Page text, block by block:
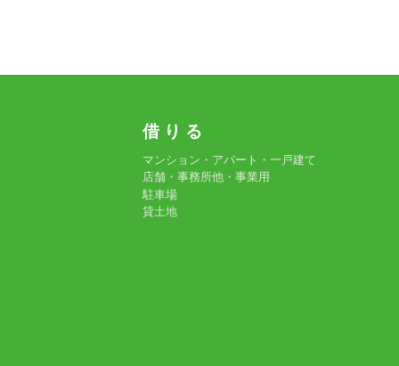
借 り る
マンション・アパート・一戸建て
店舗・事務所他・事業用
駐車場
貸土地